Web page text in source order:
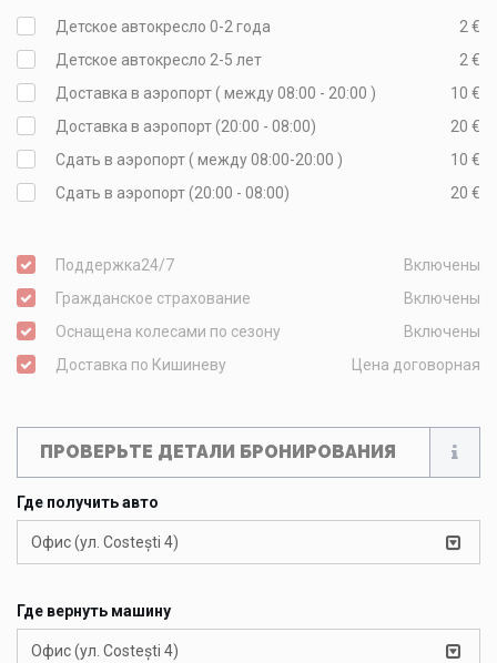
Детское автокресло 0-2 года
2 €
Детское автокресло 2-5 лет
2 €
Доставка в аэропорт ( между 08:00 - 20:00 )
10 €
Доставка в аэропорт (20:00 - 08:00)
20 €
Сдать в аэропорт ( между 08:00-20:00 )
10 €
Сдать в аэропорт (20:00 - 08:00)
20 €
Поддержка24/7
Включены
Гражданское страхование
Включены
Оснащена колесами по сезону
Включены
Доставка по Кишиневу
Цена договорная
ПРОВЕРЬТЕ ДЕТАЛИ БРОНИРОВАНИЯ
Где получить авто
Офис (ул. Costești 4)
Где вернуть машину
Офис (ул. Costești 4)